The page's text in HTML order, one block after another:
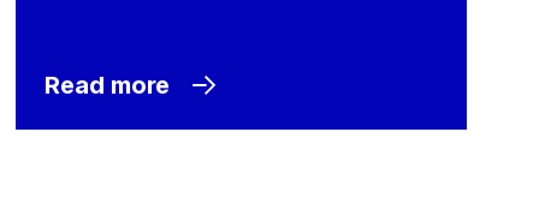
Read more